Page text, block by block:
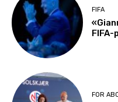
FIFA
FOR